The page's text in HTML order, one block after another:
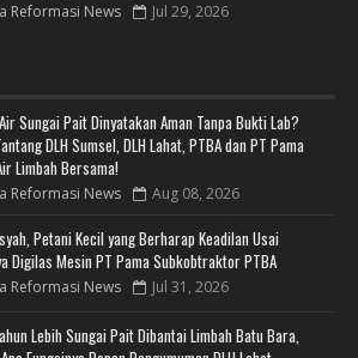
Reformasi News Jul 29, 2026
Sungai Pait Dinyatakan Aman Tanpa Bukti Lab?
DLH Sumsel, DLH Lahat, PTBA dan PT Pama
Limbah Bersama!
Reformasi News Aug 08, 2026
Petani Kecil yang Berharap Keadilan Usai
Digilas Mesin PT Pama Subkobtraktor PTBA
Reformasi News Jul 31, 2026
Lebih Sungai Pait Dibantai Limbah Batu Bara,